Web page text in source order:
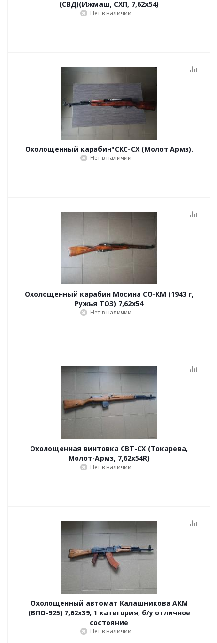
(СВД)(Ижмаш, СХП, 7,62х54)
Нет в наличии
Охолощенный карабин"СКС-СХ (Молот Армз).
Нет в наличии
Охолощенный карабин Мосина СО-КМ (1943 г,
Ружья ТОЗ) 7,62x54
Нет в наличии
Охолощенная винтовка СВТ-СХ (Токарева,
Молот-Армз, 7,62х54R)
Нет в наличии
Охолощенный автомат Калашникова АКМ
(ВПО-925) 7,62x39, 1 категория, б/у отличное
состояние
Нет в наличии